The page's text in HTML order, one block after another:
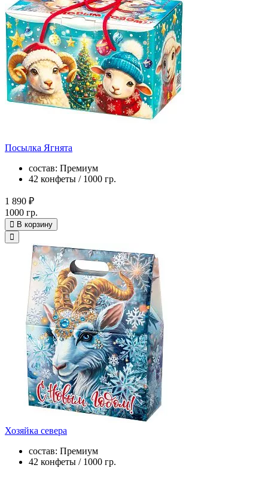
Посылка Ягнята
состав: Премиум
42 конфеты / 1000 гр.
1 890 ₽
1000 гр.
В корзину
Хозяйка севера
состав: Премиум
42 конфеты / 1000 гр.